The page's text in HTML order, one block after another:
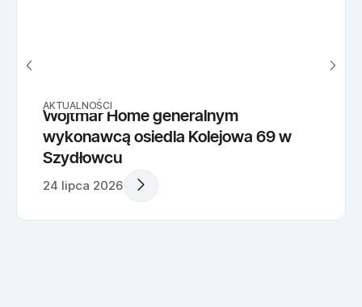
AKTUALNOŚCI
Wojtmar Home generalnym
wykonawcą osiedla Kolejowa 69 w
Szydłowcu
24 lipca 2026